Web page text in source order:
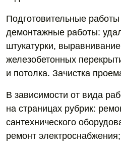
Подготовительные
демонтажные работы:
штукатурки,
железобетонных
и потолка. Зачистка
В зависимости от вида
на страницах рубрик:
сантехнического
ремонт